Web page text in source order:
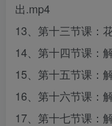
出.mp4
13、第十三节课：
14、第十四节课：
15、第十五节课：
16、第十六节课：
17、第十七节课：